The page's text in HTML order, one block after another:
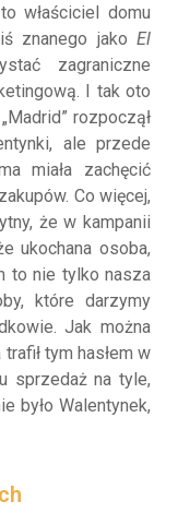
właściciel domu
znanego jakoEl
zagraniczne
I tak oto
rozpoczął
ale przede
miała zachęcić
Co więcej,
że w kampanii
ukochana osoba,
to nie tylko nasza
które darzymy
Jak można
tym hasłem w
sprzedaż na tyle,
było Walentynek,